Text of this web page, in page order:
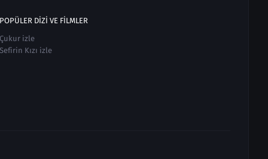
POPÜLER DIZI VE FILMLER
Çukur izle
Sefirin Kızı izle